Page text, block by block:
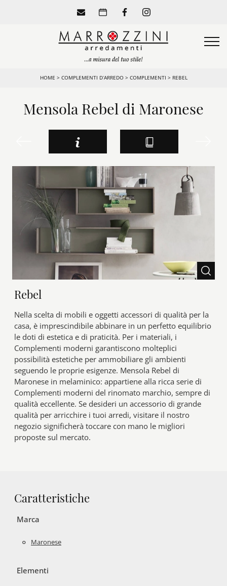
HOME > COMPLEMENTI D’ARREDO> COMPLEMENTI > REBEL
Mensola Rebel di Maronese
Rebel
Nella scelta di mobili e oggetti accessori di qualità per la
casa, è imprescindibile abbinare in un perfetto equilibrio
le doti di estetica e di praticità. Per i materiali, i
Complementi moderni garantiscono molteplici
possibilità estetiche per ammobiliare gli ambienti
seguendo le proprie esigenze. Mensola Rebel di
Maronese in melaminico: appartiene alla ricca serie di
Complementi moderni del rinomato marchio, sempre di
qualità eccellente. Se desideri un accessorio di grande
qualità per arricchire i tuoi arredi, visitare il nostro
negozio significherà toccare con mano le migliori
proposte sul mercato.
Caratteristiche
Marca
Maronese
Elementi